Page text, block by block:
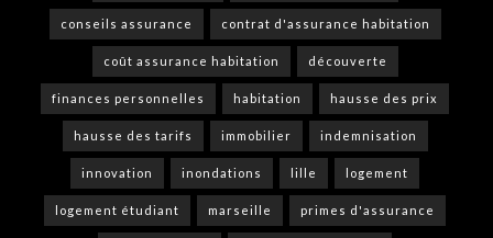
conseils assurance contrat d'assurance habitation
coût assurance habitation découverte
finances personnelles habitation hausse des prix
hausse des tarifs immobilier indemnisation
innovation inondations lille logement
logement étudiant marseille primes d'assurance